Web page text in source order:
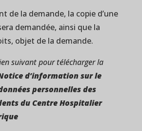
de la demande, la copie d’une
demandée, ainsi que la
objet de la demande.
suivant pour télécharger la
d’information sur le
personnelles des
du Centre Hospitalier